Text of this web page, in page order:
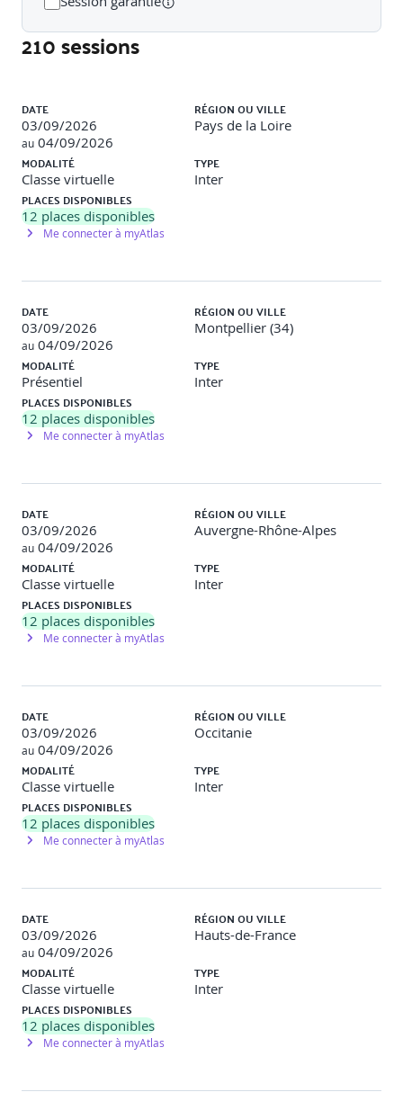
Rédiger et tester des prompts pour générer
Les techniques du prompting
Création assistée de cas de tests via l'IA
Exemples de travaux pratiques (à titre indicatif)
Exercices pratiques réalisés
Revue de User Stories et génération de critères
d'acceptation
Analyser les rapports d'anomalie
Jour 2 - Matin
Automatisation des tests avec l'IA
de scripts à l'exécution automatisée
Utilisation de l'IA pour l'analyse des résultats de tests
Intégration de l'IA dans les outils d'automatisation
(ex : Selenium avec IA, Test.AI)
Exemples de travaux pratiques (à titre indicatif)
Automatiser des tests à partir de données générées
par IA
Générer des tests automatisés avec l'IA
Jour 2 - Après-midi
Enjeux, limites et éthique de l'IA dans les tests
Hallucinations : comment détecter les erreurs
d'une IA / les métriques d'évaluation
Protection des données : gérer ce risque, quelles
solutions
Biais : exemples concrets, comment l'éviter
Régulation de l'IA - European AI Act
210 sessions
DATE
03/09/2026
au 04/09/2026
RÉGION OU VILLE
Pays de la Loire
MODALITÉ
Classe virtuelle
TYPE
Inter
PLACES DISPONIBLES
12 places disponibles
Me connecter à myAtlas
DATE
03/09/2026
au 04/09/2026
RÉGION OU VILLE
Montpellier (34)
MODALITÉ
Présentiel
TYPE
Inter
PLACES DISPONIBLES
12 places disponibles
Me connecter à myAtlas
DATE
03/09/2026
au 04/09/2026
RÉGION OU VILLE
Auvergne-Rhône-Alpes
MODALITÉ
Classe virtuelle
TYPE
Inter
PLACES DISPONIBLES
12 places disponibles
Me connecter à myAtlas
DATE
03/09/2026
au 04/09/2026
RÉGION OU VILLE
Occitanie
MODALITÉ
Classe virtuelle
TYPE
Inter
PLACES DISPONIBLES
12 places disponibles
Me connecter à myAtlas
DATE
03/09/2026
au 04/09/2026
RÉGION OU VILLE
Hauts-de-France
MODALITÉ
Classe virtuelle
TYPE
Inter
PLACES DISPONIBLES
12 places disponibles
Me connecter à myAtlas